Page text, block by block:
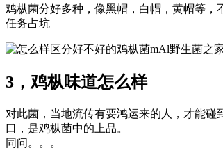
鸡枞菌分好多种，像黑帽，白帽，黄帽等，
任务占坑
mAl野生菌之
3，鸡枞味道怎么样
对此菌，当地流传有要鸿运来的人，才能
口，是鸡枞菌中的上品。
同问。。。